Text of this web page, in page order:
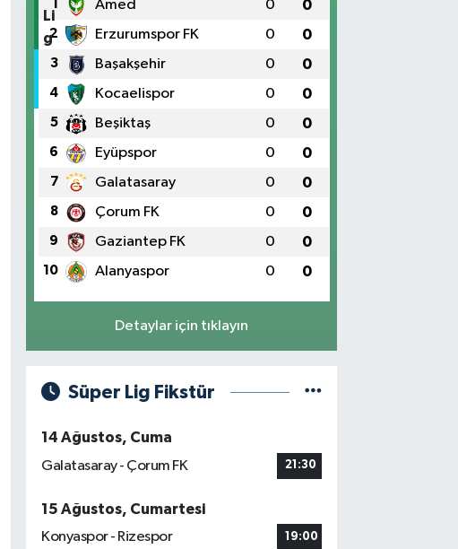
1 Amed 0 0
2 Erzurumspor FK 0 0
3 Başakşehir 0 0
4 Kocaelispor 0 0
5 Beşiktaş 0 0
6 Eyüpspor 0 0
7 Galatasaray 0 0
8 Çorum FK 0 0
9 Gaziantep FK 0 0
10 Alanyaspor 0 0
Detaylar için tıklayın
Süper Lig Fikstür
14 Ağustos, Cuma
Galatasaray - Çorum FK
21:30
15 Ağustos, Cumartesi
Konyaspor - Rizespor
19:00